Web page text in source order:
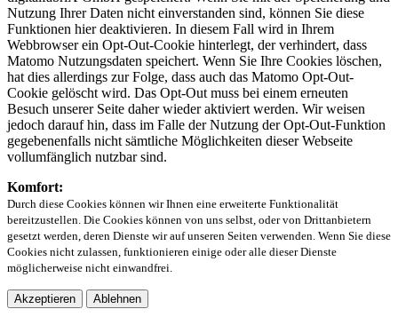
Nutzung Ihrer Daten nicht einverstanden sind, können Sie diese
Funktionen hier deaktivieren. In diesem Fall wird in Ihrem
Webbrowser ein Opt-Out-Cookie hinterlegt, der verhindert, dass
Matomo Nutzungsdaten speichert. Wenn Sie Ihre Cookies löschen,
hat dies allerdings zur Folge, dass auch das Matomo Opt-Out-
Cookie gelöscht wird. Das Opt-Out muss bei einem erneuten
Besuch unserer Seite daher wieder aktiviert werden. Wir weisen
jedoch darauf hin, dass im Falle der Nutzung der Opt-Out-Funktion
gegebenenfalls nicht sämtliche Möglichkeiten dieser Webseite
vollumfänglich nutzbar sind.
Komfort:
Durch diese Cookies können wir Ihnen eine erweiterte Funktionalität
bereitzustellen. Die Cookies können von uns selbst, oder von Drittanbietern
gesetzt werden, deren Dienste wir auf unseren Seiten verwenden. Wenn Sie diese
Cookies nicht zulassen, funktionieren einige oder alle dieser Dienste
möglicherweise nicht einwandfrei.
Akzeptieren Ablehnen